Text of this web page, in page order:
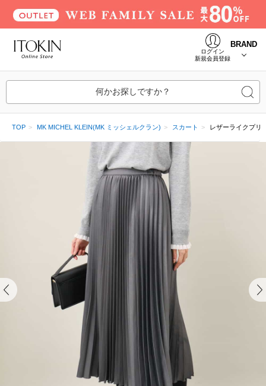
ログイン
新規会員登録
BRAND
何かお探しですか？
TOP MK MICHEL KLEIN(MK ミッシェルクラン) スカート レザーライクプリ